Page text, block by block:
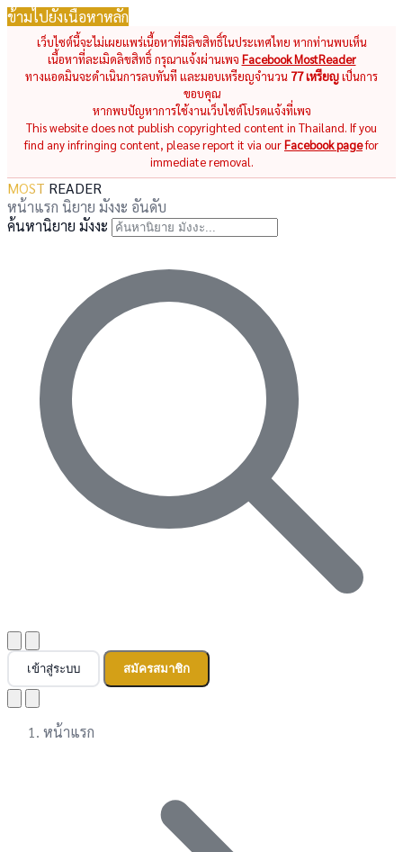
ข้ามไปยังเนื้อหาหลัก
เว็บไซต์นี้จะไม่เผยแพร่เนื้อหาที่มีลิขสิทธิ์ในประเทศไทย หากท่านพบเห็น
เนื้อหาที่ละเมิดลิขสิทธิ์ กรุณาแจ้งผ่านเพจ Facebook MostReader
ทางแอดมินจะดำเนินการลบทันที และมอบเหรียญจำนวน 77 เหรียญเป็นการ
ขอบคุณ
หากพบปัญหาการใช้งานเว็บไซต์โปรดแจ้งที่เพจ
This website does not publish copyrighted content in Thailand. If you
find any infringing content, please report it via ourFacebook pagefor
immediate removal.
MOST READER
หน้าแรก นิยาย มังงะ อันดับ
ค้นหานิยาย มังงะ
เข้าสู่ระบบ สมัครสมาชิก
หน้าแรก